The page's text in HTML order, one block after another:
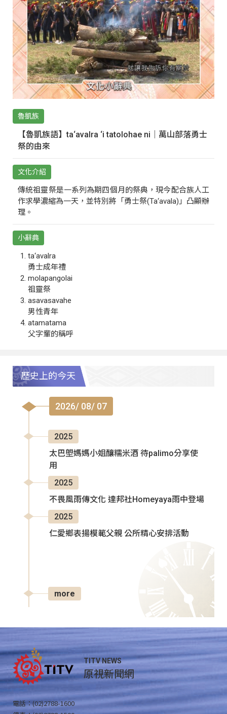
魯凱族
【魯凱族語】ta‘avalra ‘i tatolohae ni｜萬山部落勇士
祭的由來
文化介紹
傳統祖靈祭是一系列為期四個月的祭典，現今配合族人工
作求學濃縮為一天，並特別將「勇士祭(Ta‘avala)」凸顯辦
理。
小辭典
ta‘avalra
勇士成年禮
molapangolai
祖靈祭
asavasavahe
男性青年
atamatama
父字輩的稱呼
歷史上的今天
2026/ 08/ 07
2025
太巴塱媽媽小姐釀糯米酒 待palimo分享使
用
2025
不畏風雨傳文化 達邦社Homeyaya雨中登場
2025
仁愛鄉表揚模範父親 公所精心安排活動
more
TITV NEWS
原視新聞網
電話：(02)2788-1600